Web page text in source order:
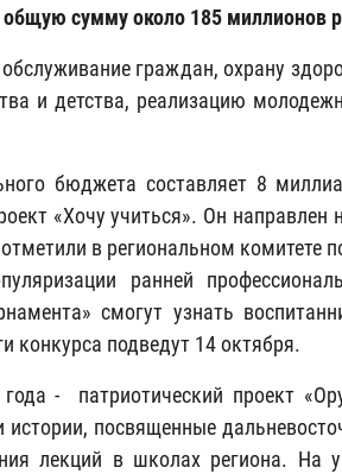
общую сумму около 185 миллионов
граждан, охрану
и детства, реализацию
бюджета составляет 8
«Хочу учиться». Он
в региональном комитете
ранней
смогут узнать
конкурса подведут 14 октября.
года - патриотический проект
посвященные
лекций в школах региона. На